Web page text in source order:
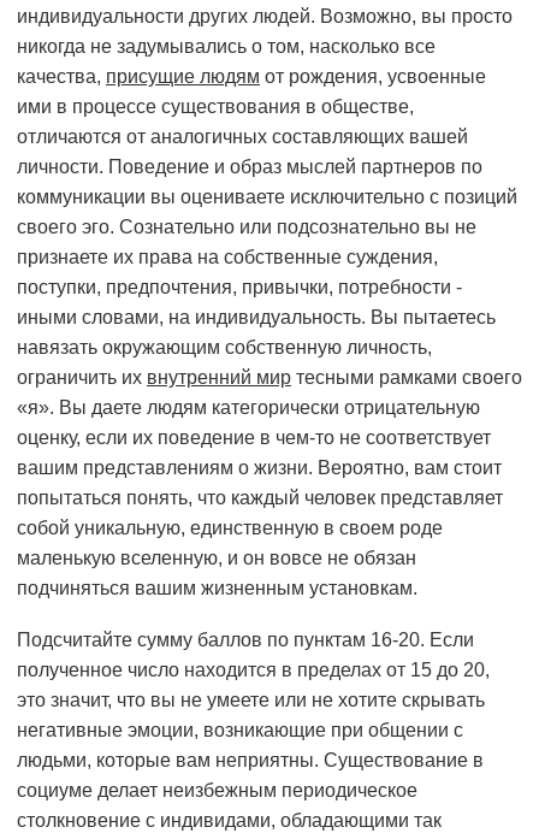
индивидуальности других людей. Возможно, вы просто
никогда не задумывались о том, насколько все
качества, присущие людям от рождения, усвоенные
ими в процессе существования в обществе,
отличаются от аналогичных составляющих вашей
личности. Поведение и образ мыслей партнеров по
коммуникации вы оцениваете исключительно с позиций
своего эго. Сознательно или подсознательно вы не
признаете их права на собственные суждения,
поступки, предпочтения, привычки, потребности -
иными словами, на индивидуальность. Вы пытаетесь
навязать окружающим собственную личность,
ограничить их внутренний мир тесными рамками своего
«я». Вы даете людям категорически отрицательную
оценку, если их поведение в чем-то не соответствует
вашим представлениям о жизни. Вероятно, вам стоит
попытаться понять, что каждый человек представляет
собой уникальную, единственную в своем роде
маленькую вселенную, и он вовсе не обязан
подчиняться вашим жизненным установкам.
Подсчитайте сумму баллов по пунктам 16-20. Если
полученное число находится в пределах от 15 до 20,
это значит, что вы не умеете или не хотите скрывать
негативные эмоции, возникающие при общении с
людьми, которые вам неприятны. Существование в
социуме делает неизбежным периодическое
столкновение с индивидами, обладающими так